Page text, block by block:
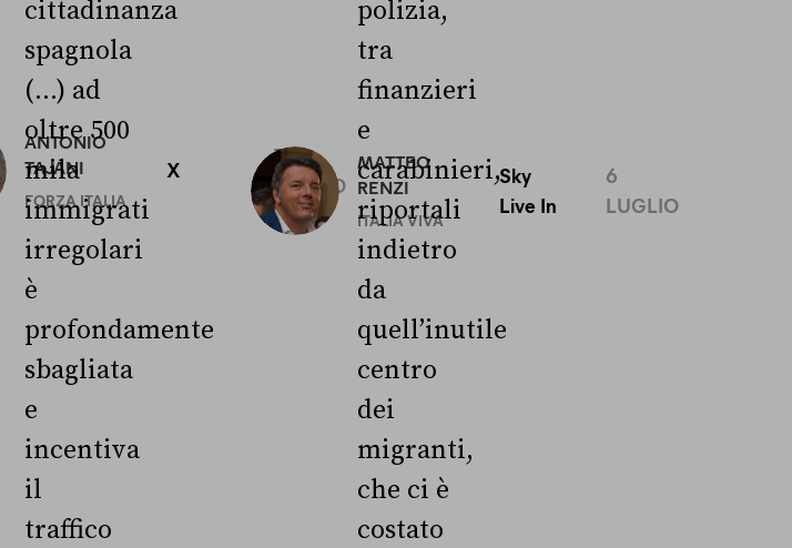
ANTONIO
TAJANI
FORZA ITALIA
cittadinanza
spagnola
(...) ad
oltre 500
mila
immigrati
irregolari
è
profondamente
sbagliata
e
incentiva
il
traffico
X
30
LUGLIO
MATTEO
RENZI
ITALIA VIVA
polizia,
tra
finanzieri
e
carabinieri,
riportali
indietro
da
quell’inutile
centro
dei
migranti,
che ci è
costato
Sky
Live In
6
LUGLIO